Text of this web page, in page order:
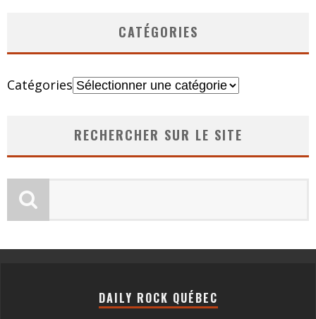
CATÉGORIES
Catégories
RECHERCHER SUR LE SITE
DAILY ROCK QUÉBEC